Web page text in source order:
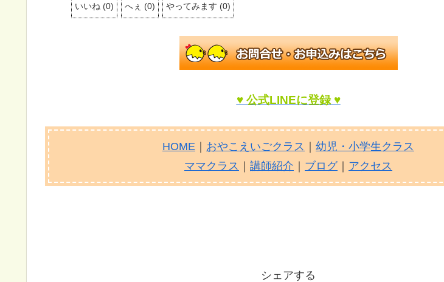
いいね (0) へぇ (0) やってみます (0)
♥ 公式LINEに登録 ♥
HOME おやこえいごクラス
幼児・小学生クラス
ママクラス
講師紹介 ブログ｜ アクセス
シェアする